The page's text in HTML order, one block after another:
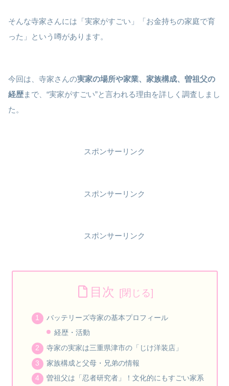
そんな寺家さんには「実家がすごい」「お金持ちの家庭で育
った」という噂があります。
今回は、寺家さんの実家の場所や家業、家族構成、曽祖父の
経歴まで、“実家がすごい”と言われる理由を詳しく調査しまし
た。
スポンサーリンク
スポンサーリンク
スポンサーリンク
目次
バッテリーズ寺家の基本プロフィール
経歴・活動
寺家の実家は三重県津市の「じけ洋装店」
家族構成と父母・兄弟の情報
曽祖父は「忍者研究者」！文化的にもすごい家系